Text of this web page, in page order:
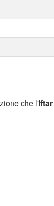
che l'Iftar